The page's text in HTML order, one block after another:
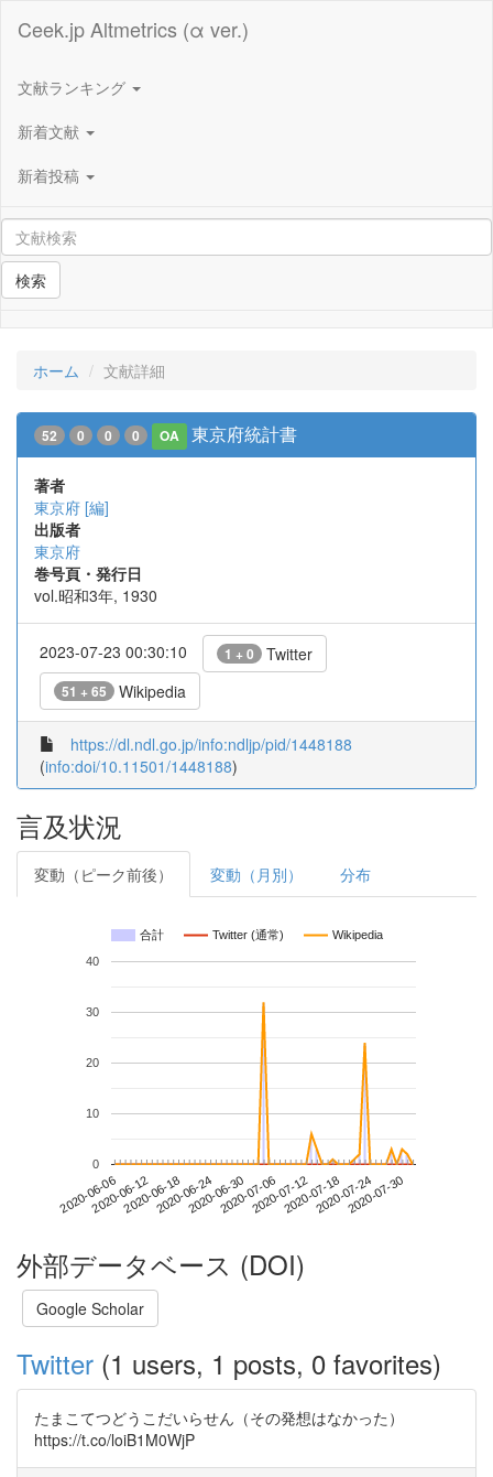
Ceek.jp Altmetrics (α ver.)
文献ランキング
新着文献
新着投稿
検索
ホーム 文献詳細
52 0 0 0 OA 東京府統計書
著者
東京府 [編]
出版者
東京府
巻号頁・発行日
vol.昭和3年, 1930
2023-07-23 00:30:10 1 + 0 Twitter
51 + 65 Wikipedia
https://dl.ndl.go.jp/info:ndljp/pid/1448188
(info:doi/10.11501/1448188)
言及状況
変動（ピーク前後） 変動（月別） 分布
合計 Twitter (通常) Wikipedia
2020-06-062020-06-122020-06-182020-06-242020-06-302020-07-062020-07-122020-07-182020-07-242020-07-30
0
10
20
30
40
外部データベース (DOI)
Google Scholar
Twitter (1 users, 1 posts, 0 favorites)
たまこてつどうこだいらせん（その発想はなかった）
https://t.co/loiB1M0WjP